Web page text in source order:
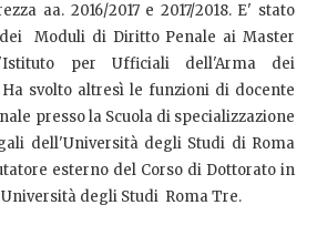
aa. 2016/2017 e 2017/2018. E' stato
Moduli di Diritto Penale ai Master
d'Istituto per Ufficiali dell'Arma dei
svolto altresì le funzioni di docente
presso la Scuola di specializzazione
dell'Università degli Studi di Roma
esterno del Corso di Dottorato in
degli Studi Roma Tre.